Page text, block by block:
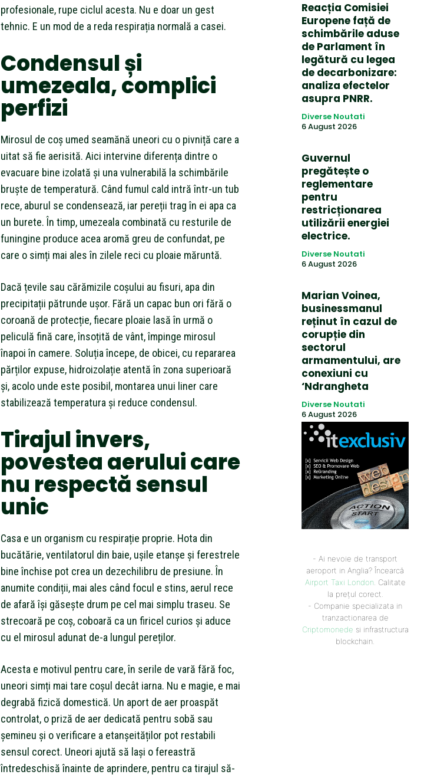
profesionale, rupe ciclul acesta. Nu e doar un gest
tehnic. E un mod de a reda respirația normală a casei.
Condensul și
umezeala, complici
perfizi
Mirosul de coș umed seamănă uneori cu o pivniță care a
uitat să fie aerisită. Aici intervine diferența dintre o
evacuare bine izolată și una vulnerabilă la schimbările
bruște de temperatură. Când fumul cald intră într-un tub
rece, aburul se condensează, iar pereții trag în ei apa ca
un burete. În timp, umezeala combinată cu resturile de
funingine produce acea aromă greu de confundat, pe
care o simți mai ales în zilele reci cu ploaie măruntă.
Dacă țevile sau cărămizile coșului au fisuri, apa din
precipitații pătrunde ușor. Fără un capac bun ori fără o
coroană de protecție, fiecare ploaie lasă în urmă o
peliculă fină care, însoțită de vânt, împinge mirosul
înapoi în camere. Soluția începe, de obicei, cu repararea
părților expuse, hidroizolație atentă în zona superioară
și, acolo unde este posibil, montarea unui liner care
stabilizează temperatura și reduce condensul.
Tirajul invers,
povestea aerului care
nu respectă sensul
unic
Casa e un organism cu respirație proprie. Hota din
bucătărie, ventilatorul din baie, ușile etanșe și ferestrele
bine închise pot crea un dezechilibru de presiune. În
anumite condiții, mai ales când focul e stins, aerul rece
de afară își găsește drum pe cel mai simplu traseu. Se
strecoară pe coș, coboară ca un firicel curios și aduce
cu el mirosul adunat de-a lungul pereților.
Acesta e motivul pentru care, în serile de vară fără foc,
uneori simți mai tare coșul decât iarna. Nu e magie, e mai
degrabă fizică domestică. Un aport de aer proaspăt
controlat, o priză de aer dedicată pentru sobă sau
șemineu și o verificare a etanșeităților pot restabili
sensul corect. Uneori ajută să lași o fereastră
întredeschisă înainte de aprindere, pentru ca tirajul să-
Reacția Comisiei
Europene față de
schimbările aduse
de Parlament în
legătură cu legea
de decarbonizare:
analiza efectelor
asupra PNRR.
Diverse Noutati
6 August 2026
Guvernul
pregătește o
reglementare
pentru
restricționarea
utilizării energiei
electrice.
Diverse Noutati
6 August 2026
Marian Voinea,
businessmanul
reținut în cazul de
corupție din
sectorul
armamentului, are
conexiuni cu
‘Ndrangheta
Diverse Noutati
6 August 2026
- Ai nevoie de transport
aeroport in Anglia? Încearcă
Airport Taxi London. Calitate
la prețul corect.
- Companie specializata in
tranzactionarea de
Criptomonede si infrastructura
blockchain.